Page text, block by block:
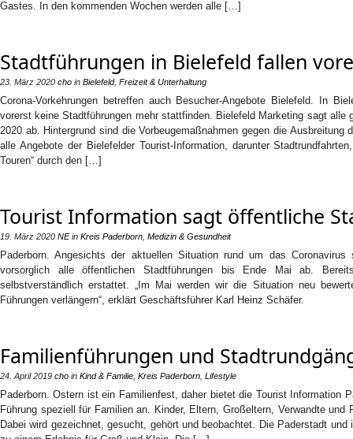
Gastes. In den kommenden Wochen werden alle […]
Stadtführungen in Bielefeld fallen
23. März 2020 cho in Bielefeld, Freizeit & Unterhaltung
Corona-Vorkehrungen betreffen auch Besucher-Angebote Bielefeld. In
vorerst keine Stadtführungen mehr stattfinden. Bielefeld Marketing sagt alle
2020 ab. Hintergrund sind die Vorbeugemaßnahmen gegen die Ausbreitung
alle Angebote der Bielefelder Tourist-Information, darunter
Touren“ durch den […]
Tourist Information sagt öffentliche
19. März 2020 NEin Kreis Paderborn Medizin & Gesundheit
Paderborn. Angesichts der aktuellen Situation rund um das
vorsorglich alle öffentlichen Stadtführungen bis Ende Mai ab.
selbstverständlich erstattet. „Im Mai werden wir die Situation neu
Führungen verlängern“, erklärt Geschäftsführer Karl Heinz Schäfer.
Familienführungen und
24. April 2019 cho in Kind & Familie Kreis Paderborn Lifestyle
Paderborn. Ostern ist ein Familienfest, daher bietet die Tourist Information
Führung speziell für Familien an. Kinder, Eltern, Großeltern, Verwandte und
Dabei wird gezeichnet, gesucht, gehört und beobachtet. Die Paderstadt